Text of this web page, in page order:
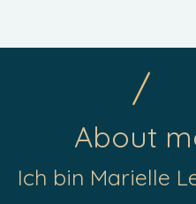
/
About
Ich bin Marielle